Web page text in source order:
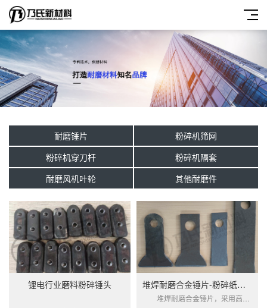
耐磨锤片
粉碎机筛网
粉碎机穿刀杆
粉碎机隔套
耐磨风机叶轮
其他耐磨件
锂电行业磨料粉碎锤头 堆焊耐磨合金锤片-粉碎纸板木料等
堆焊耐磨合金锤片，采用高强度耐磨合金钢基体+高能量熔覆高硬合金粉末，一体自动化成型工艺，并经热处理调质。该锤片具有硬度高、耐磨、抗冲击的优点。